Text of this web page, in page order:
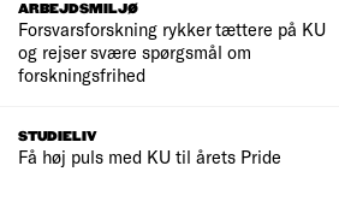
ARBEJDSMILJØ
Forsvarsforskning rykker tættere på KU
og rejser svære spørgsmål om
forskningsfrihed
STUDIELIV
Få høj puls med KU til årets Pride